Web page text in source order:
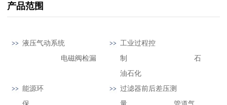
产品范围
液压气动系统
电磁阀检漏
工业过程控
制 石
油石化
能源环
过滤器前后差压测